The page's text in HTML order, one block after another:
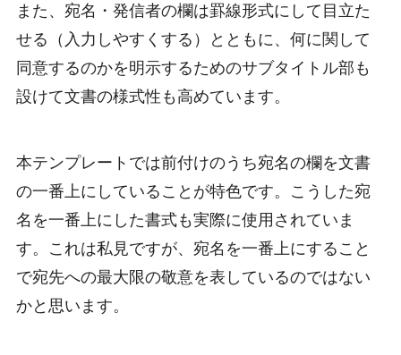
また、宛名・発信者の欄は罫線形式にして目立た
せる（入力しやすくする）とともに、何に関して
同意するのかを明示するためのサブタイトル部も
設けて文書の様式性も高めています。
本テンプレートでは前付けのうち宛名の欄を文書
の一番上にしていることが特色です。こうした宛
名を一番上にした書式も実際に使用されていま
す。これは私見ですが、宛名を一番上にすること
で宛先への最大限の敬意を表しているのではない
かと思います。